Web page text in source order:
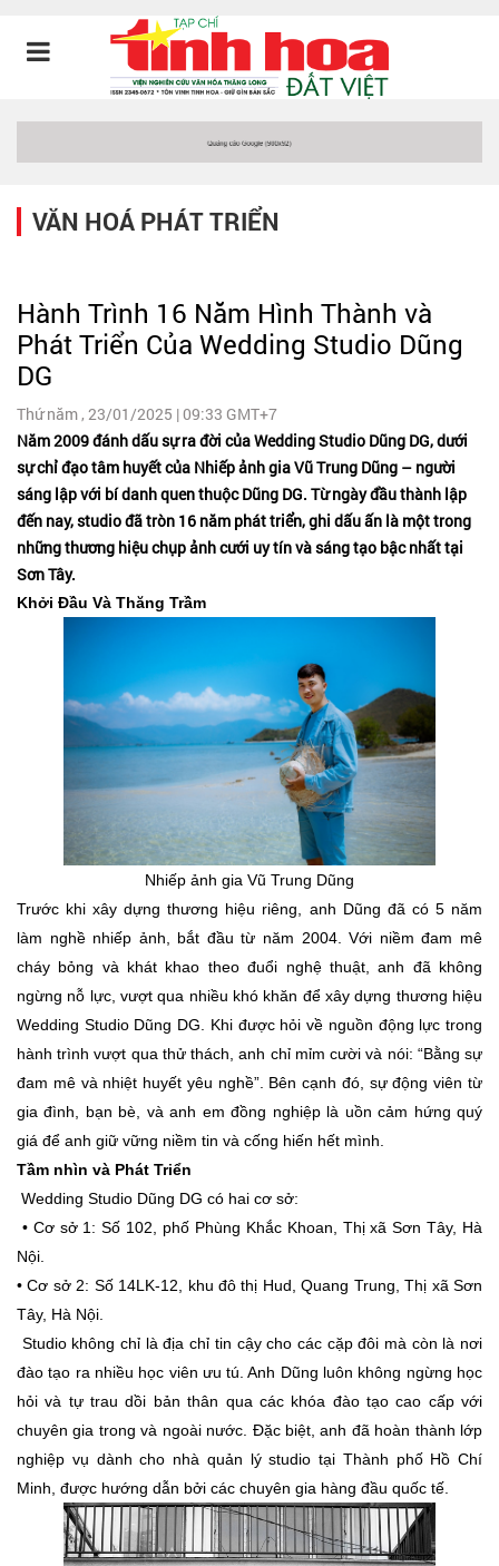
VĂN HOÁ PHÁT TRIỂN
Hành Trình 16 Năm Hình Thành và
Phát Triển Của Wedding Studio Dũng
DG
Thứ năm , 23/01/2025 | 09:33 GMT+7
Năm 2009 đánh dấu sự ra đời của Wedding Studio Dũng DG, dưới
sự chỉ đạo tâm huyết của Nhiếp ảnh gia Vũ Trung Dũng – người
sáng lập với bí danh quen thuộc Dũng DG. Từ ngày đầu thành lập
đến nay, studio đã tròn 16 năm phát triển, ghi dấu ấn là một trong
những thương hiệu chụp ảnh cưới uy tín và sáng tạo bậc nhất tại
Sơn Tây.
Khởi Đầu Và Thăng Trầm
Nhiếp ảnh gia Vũ Trung Dũng
Trước khi xây dựng thương hiệu riêng, anh Dũng đã có 5 năm
làm nghề nhiếp ảnh, bắt đầu từ năm 2004. Với niềm đam mê
cháy bỏng và khát khao theo đuổi nghệ thuật, anh đã không
ngừng nỗ lực, vượt qua nhiều khó khăn để xây dựng thương hiệu
Wedding Studio Dũng DG. Khi được hỏi về nguồn động lực trong
hành trình vượt qua thử thách, anh chỉ mỉm cười và nói: “Bằng sự
đam mê và nhiệt huyết yêu nghề”. Bên cạnh đó, sự động viên từ
gia đình, bạn bè, và anh em đồng nghiệp là uồn cảm hứng quý
giá để anh giữ vững niềm tin và cống hiến hết mình.
Tầm nhìn và Phát Triển
Wedding Studio Dũng DG có hai cơ sở:
• Cơ sở 1: Số 102, phố Phùng Khắc Khoan, Thị xã Sơn Tây, Hà
Nội.
• Cơ sở 2: Số 14LK-12, khu đô thị Hud, Quang Trung, Thị xã Sơn
Tây, Hà Nội.
Studio không chỉ là địa chỉ tin cậy cho các cặp đôi mà còn là nơi
đào tạo ra nhiều học viên ưu tú. Anh Dũng luôn không ngừng học
hỏi và tự trau dồi bản thân qua các khóa đào tạo cao cấp với
chuyên gia trong và ngoài nước. Đặc biệt, anh đã hoàn thành lớp
nghiệp vụ dành cho nhà quản lý studio tại Thành phố Hồ Chí
Minh, được hướng dẫn bởi các chuyên gia hàng đầu quốc tế.